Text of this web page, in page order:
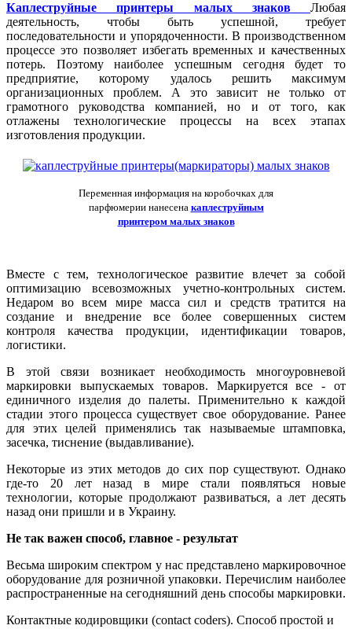
Каплеструйные принтеры малых знаков
Любая
деятельность, чтобы быть успешной, требует
последовательности и упорядоченности. В производственном
процессе это позволяет избегать временных и качественных
потерь. Поэтому наиболее успешным сегодня будет то
предприятие, которому удалось решить максимум
организационных проблем. А это зависит не только от
грамотного руководства компанией, но и от того, как
отлажены технологические процессы на всех этапах
изготовления продукции.
Переменная информация на коробочках для
парфюмерии нанесена каплеструйным
принтером малых знаков
Вместе с тем, технологическое развитие влечет за собой
оптимизацию всевозможных учетно-контрольных систем.
Недаром во всем мире масса сил и средств тратится на
создание и внедрение все более совершенных систем
контроля качества продукции, идентификации товаров,
логистики.
В этой связи возникает необходимость многоуровневой
маркировки выпускаемых товаров. Маркируется все - от
единичного изделия до палеты. Применительно к каждой
стадии этого процесса существует свое оборудование. Ранее
для этих целей применялись так называемые штамповка,
засечка, тиснение (выдавливание).
Некоторые из этих методов до сих пор существуют. Однако
где-то 20 лет назад в мире стали появляться новые
технологии, которые продолжают развиваться, а лет десять
назад они пришли и в Украину.
Не так важен способ, главное - результат
Весьма широким спектром у нас представлено маркировочное
оборудование для розничной упаковки. Перечислим наиболее
распространенные на сегодняшний день способы маркировки.
Контактные кодировщики (contact coders). Способ простой и